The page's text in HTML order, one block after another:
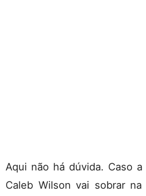
Aqui não há dúvida. Caso
Caleb Wilson vai sobrar